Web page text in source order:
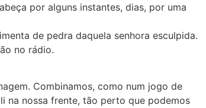
por alguns instantes, dias, por uma
de pedra daquela senhora esculpida.
no rádio.
Combinamos, como num jogo de
na nossa frente, tão perto que podemos